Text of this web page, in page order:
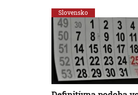
Slovensko